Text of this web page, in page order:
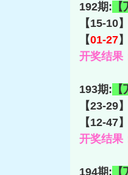
192期:
【15-10
【01-27
开奖结果
193期:
【23-29
【12-47
开奖结果
194期: